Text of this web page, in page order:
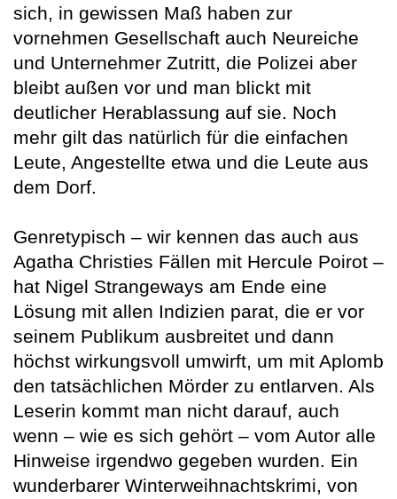
sich, in gewissen Maß haben zur
vornehmen Gesellschaft auch Neureiche
und Unternehmer Zutritt, die Polizei aber
bleibt außen vor und man blickt mit
deutlicher Herablassung auf sie. Noch
mehr gilt das natürlich für die einfachen
Leute, Angestellte etwa und die Leute aus
dem Dorf.
Genretypisch – wir kennen das auch aus
Agatha Christies Fällen mit Hercule Poirot –
hat Nigel Strangeways am Ende eine
Lösung mit allen Indizien parat, die er vor
seinem Publikum ausbreitet und dann
höchst wirkungsvoll umwirft, um mit Aplomb
den tatsächlichen Mörder zu entlarven. Als
Leserin kommt man nicht darauf, auch
wenn – wie es sich gehört – vom Autor alle
Hinweise irgendwo gegeben wurden. Ein
wunderbarer Winterweihnachtskrimi, von